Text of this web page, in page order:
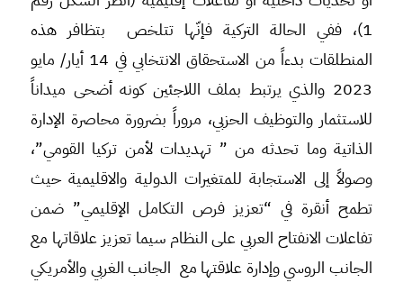
1)، ففي الحالة التركية فإنّها تتلخص بتظافر هذه
المنطلقات بدءاً من الاستحقاق الانتخابي في 14 أيار/ مايو
2023 والذي يرتبط بملف اللاجئين كونه أضحى ميداناً
للاستثمار والتوظيف الحزبي، مروراً بضرورة محاصرة الإدارة
الذاتية وما تحدثه من ” تهديدات لأمن تركيا القومي”،
وصولاً إلى الاستجابة للمتغيرات الدولية والاقليمية حيث
تطمح أنقرة في “تعزيز فرص التكامل الإقليمي” ضمن
تفاعلات الانفتاح العربي على النظام سيما تعزيز علاقاتها مع
الجانب الروسي وإدارة علاقتها مع الجانب الغربي والأمريكي